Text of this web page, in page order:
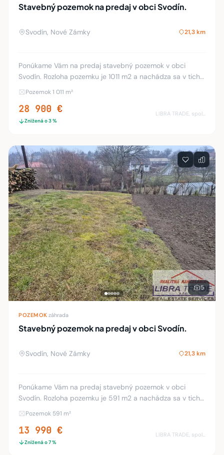
Stavebný pozemok na predaj v obci Svodín.
Svodín, Nové Zámky 21,3 km
Ponúkame Vám na predaj stavebný pozemok v obci
Svodín. Rozloha pozemku je 1011 m2 a nachádza sa v tichej
uličke neďaleko centra. Pozemok je priestranný, slnečný
Pozemok 1 011 m²
28 900 €
Znížená o 3 %
5
POZEMOK záhrada
Stavebný pozemok na predaj v obci Svodín.
Svodín, Nové Zámky 21,3 km
Ponúkame Vám na predaj stavebný pozemok v obci
Svodín. Rozloha pozemku je 591 m2 a nachádza sa v tichej
uličke neďaleko centra. Pozemok je priestranný, slnečný
Pozemok 591 m²
13 990 €
Znížená o 7 %
LIBRA TRADE, spol.s.r.o.